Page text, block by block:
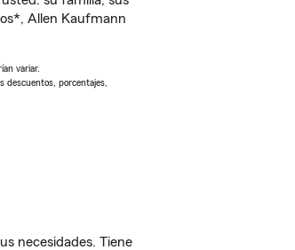
Allen Kaufmann
variar.
descuentos, porcentajes,
necesidades. Tiene